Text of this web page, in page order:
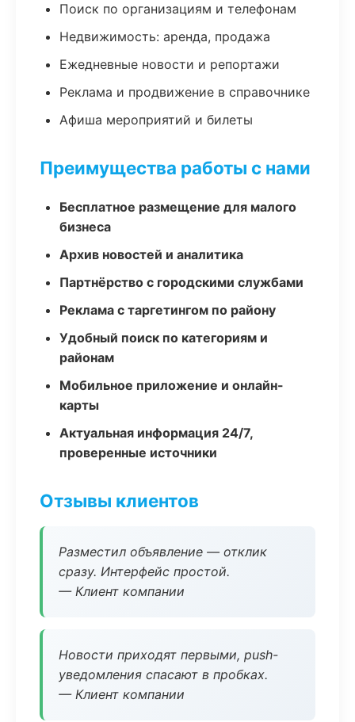
Поиск по организациям и телефонам
Недвижимость: аренда, продажа
Ежедневные новости и репортажи
Реклама и продвижение в справочнике
Афиша мероприятий и билеты
Преимущества работы с нами
Бесплатное размещение для малого
бизнеса
Архив новостей и аналитика
Партнёрство с городскими службами
Реклама с таргетингом по району
Удобный поиск по категориям и
районам
Мобильное приложение и онлайн-
карты
Актуальная информация 24/7,
проверенные источники
Отзывы клиентов
Разместил объявление — отклик
сразу. Интерфейс простой.
— Клиент компании
Новости приходят первыми, push-
уведомления спасают в пробках.
— Клиент компании